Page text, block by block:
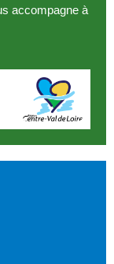
accompagne à